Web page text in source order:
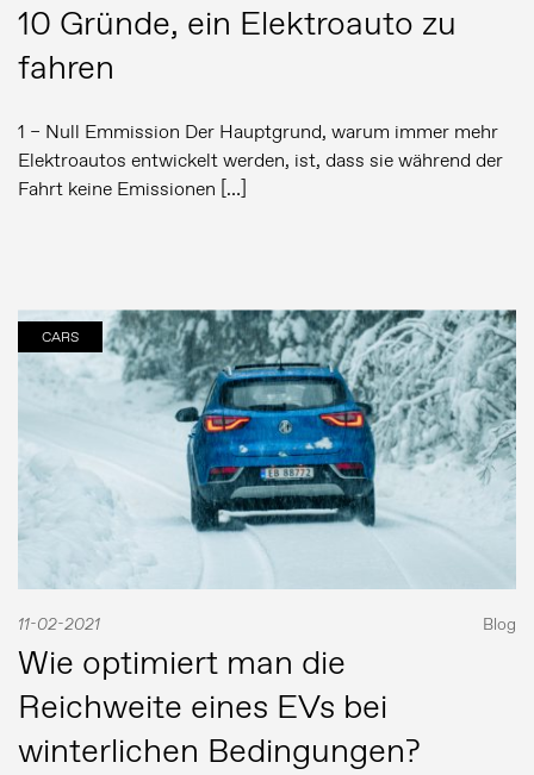
10 Gründe, ein Elektroauto zu
fahren
1 – Null Emmission Der Hauptgrund, warum immer mehr
Elektroautos entwickelt werden, ist, dass sie während der
Fahrt keine Emissionen […]
CARS
11-02-2021 Blog
Wie optimiert man die
Reichweite eines EVs bei
winterlichen Bedingungen?